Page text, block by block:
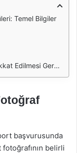
Temel Bilgiler
Gerekenler
başvurusunda
belirli